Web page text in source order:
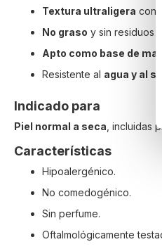
Textura ultraligera con
No graso y sin residuos
Apto como base de
Resistente al agua y al
Indicado para
Piel normal a seca , incluidas
Características
Hipoalergénico.
No comedogénico.
Sin perfume.
Oftalmológicamente